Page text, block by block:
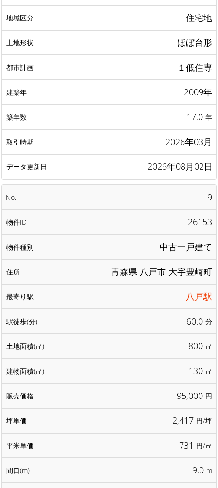
住宅地
ほぼ台形
１低住専
2009年
17.0 年
2026年03月
2026年08月02日
9
26153
中古一戸建て
青森県 八戸市 大字豊崎町
八戸駅
60.0 分
800 ㎡
130 ㎡
95,000 円
2,417 円/坪
731 円/㎡
9.0 m